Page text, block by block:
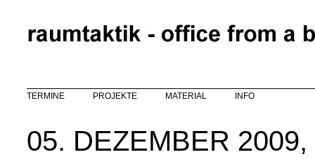
TERMINE PROJEKTE MATERIAL INFO
05. DEZEMBER